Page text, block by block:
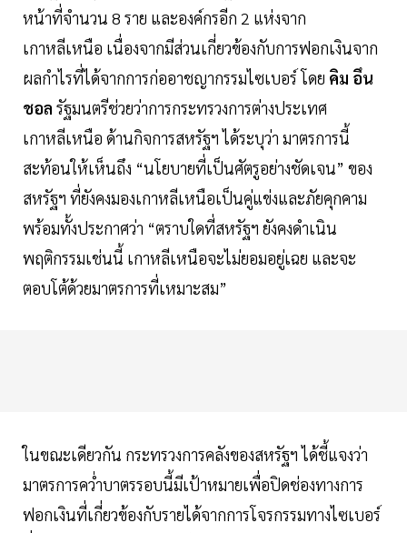
หน้าที่จำนวน 8 ราย และองค์กรอีก 2 แห่งจาก
เกาหลีเหนือ เนื่องจากมีส่วนเกี่ยวข้องกับการฟอกเงินจาก
ผลกำไรที่ได้จากการก่ออาชญากรรมไซเบอร์ โดย คิม อึน
ชอล รัฐมนตรีช่วยว่าการกระทรวงการต่างประเทศ
เกาหลีเหนือ ด้านกิจการสหรัฐฯ ได้ระบุว่า มาตรการนี้
สะท้อนให้เห็นถึง “นโยบายที่เป็นศัตรูอย่างชัดเจน” ของ
สหรัฐฯ ที่ยังคงมองเกาหลีเหนือเป็นคู่แข่งและภัยคุกคาม
พร้อมทั้งประกาศว่า “ตราบใดที่สหรัฐฯ ยังคงดำเนิน
พฤติกรรมเช่นนี้ เกาหลีเหนือจะไม่ยอมอยู่เฉย และจะ
ตอบโต้ด้วยมาตรการที่เหมาะสม”
ในขณะเดียวกัน กระทรวงการคลังของสหรัฐฯ ได้ชี้แจงว่า
มาตรการคว่ำบาตรรอบนี้มีเป้าหมายเพื่อปิดช่องทางการ
ฟอกเงินที่เกี่ยวข้องกับรายได้จากการโจรกรรมทางไซเบอร์